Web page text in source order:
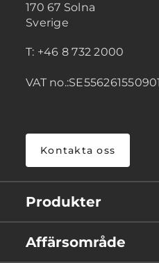
170 67 Solna
Sverige
T: +46 8 732 2000
VAT no.:SE556261550901
Kontakta oss
Produkter
Affärsområde